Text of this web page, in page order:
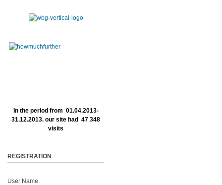
In the period from 01.04.2013-
31.12.2013. our site had 47 348
visits
REGISTRATION
User Name